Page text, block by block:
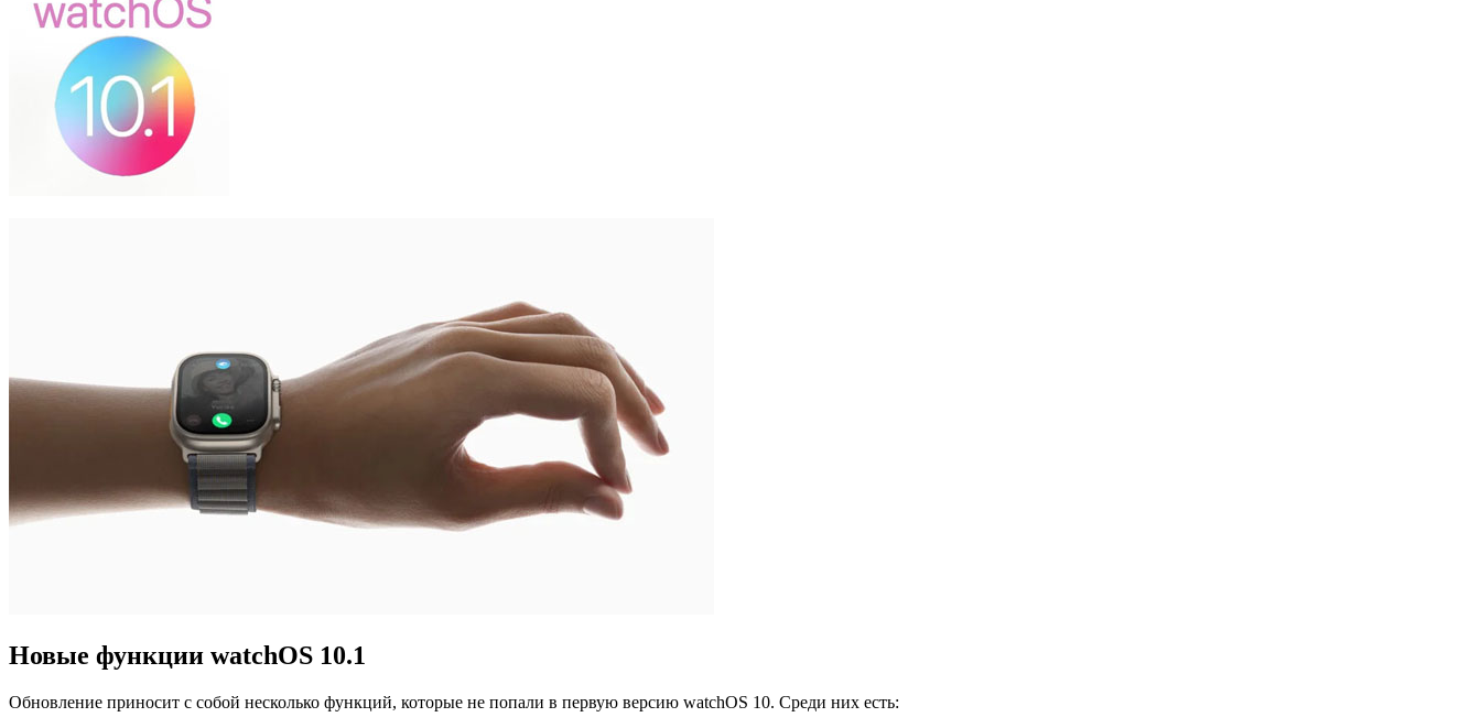
Новые функции watchOS 10.1
Обновление приносит с собой несколько функций, которые не попали в первую версию watchOS 10. Среди них есть: